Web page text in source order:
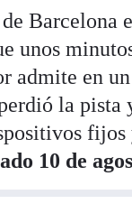
Barcelona
unos
admite en
la pista
10 de